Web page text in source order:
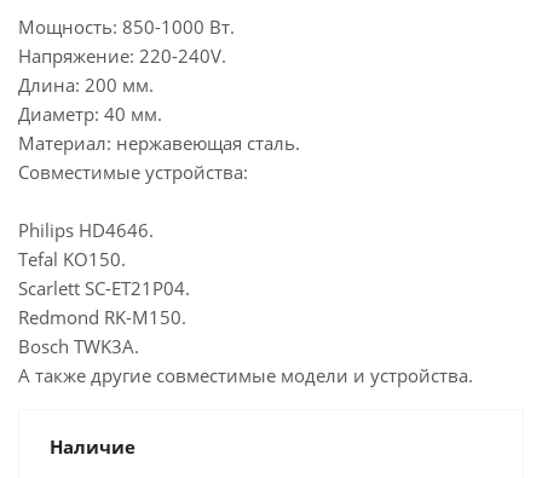
Мощность: 850-1000 Вт.
Напряжение: 220-240V.
Длина: 200 мм.
Диаметр: 40 мм.
Материал: нержавеющая сталь.
Совместимые устройства:
Philips HD4646.
Tefal KO150.
Scarlett SC-ET21P04.
Redmond RK-M150.
Bosch TWK3A.
А также другие совместимые модели и устройства.
Наличие